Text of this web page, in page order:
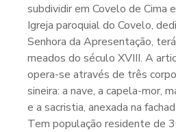
subdividir em Covelo de Cima
Igreja paroquial do Covelo,
Senhora da Apresentação,
meados do século XVIII. A
opera-se através de três
sineira: a nave, a capela-mor,
e a sacristia, anexada na
Tem população residente de